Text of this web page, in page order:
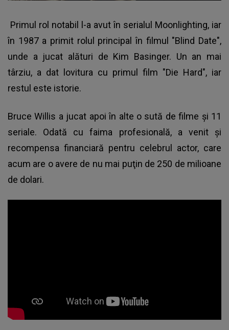
Primul rol notabil l-a avut în serialul Moonlighting, iar
în 1987 a primit rolul principal în filmul "Blind Date",
unde a jucat alături de Kim Basinger. Un an mai
târziu, a dat lovitura cu primul film "Die Hard", iar
restul este istorie.
Bruce Willis a jucat apoi în alte o sută de filme şi 11
seriale. Odată cu faima profesională, a venit şi
recompensa financiară pentru celebrul actor, care
acum are o avere de nu mai puţin de 250 de milioane
de dolari.